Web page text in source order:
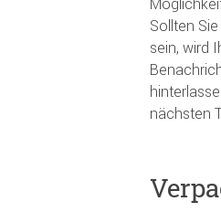
Sollten
sein, wird
nächsten